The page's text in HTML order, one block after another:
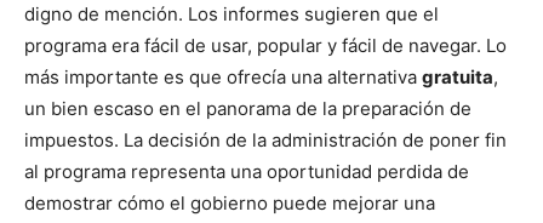
digno de mención. Los informes sugieren que el
programa era fácil de usar, popular y fácil de navegar. Lo
más importante es que ofrecía una alternativa gratuita,
un bien escaso en el panorama de la preparación de
impuestos. La decisión de la administración de poner fin
al programa representa una oportunidad perdida de
demostrar cómo el gobierno puede mejorar una